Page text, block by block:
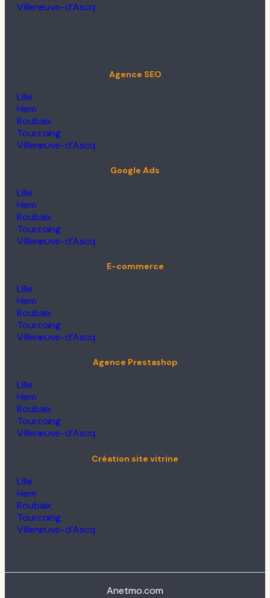
Villeneuve-d’Ascq
Agence SEO
Lille
Hem
Roubaix
Tourcoing
Villeneuve-d’Ascq
Google Ads
Lille
Hem
Roubaix
Tourcoing
Villeneuve-d’Ascq
E-commerce
Lille
Hem
Roubaix
Tourcoing
Villeneuve-d’Ascq
Agence Prestashop
Lille
Hem
Roubaix
Tourcoing
Villeneuve-d’Ascq
Création site vitrine
Lille
Hem
Roubaix
Tourcoing
Villeneuve-d’Ascq
Anetmo.com